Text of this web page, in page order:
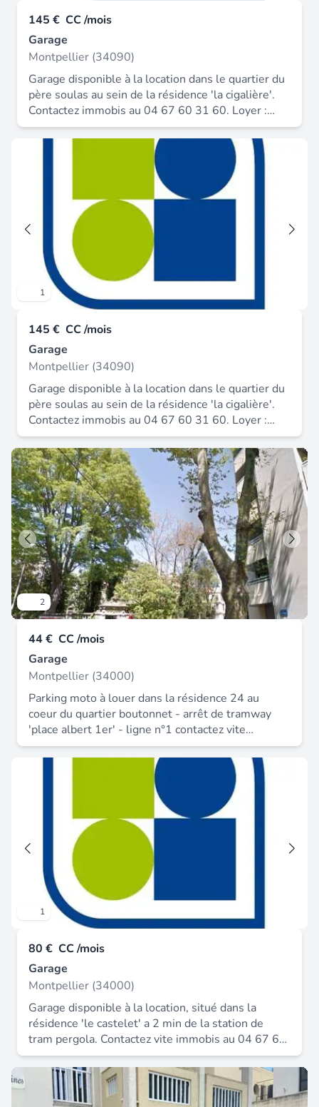
145 € CC /mois
Garage
Montpellier (34090)
Garage disponible à la location dans le quartier du
père soulas au sein de la résidence 'la cigalière'.
Contactez immobis au 04 67 60 31 60. Loyer :
145.00 € * honoraires charge locataire : 145 € ttc
dépôt de garantie : 290 €.
1
145 € CC /mois
Garage
Montpellier (34090)
Garage disponible à la location dans le quartier du
père soulas au sein de la résidence 'la cigalière'.
Contactez immobis au 04 67 60 31 60. Loyer :
145.00 € * honoraires charge locataire : 145 € ttc
dépôt de garantie : 290 €.
2
44 € CC /mois
Garage
Montpellier (34000)
Parking moto à louer dans la résidence 24 au
coeur du quartier boutonnet - arrêt de tramway
'place albert 1er' - ligne n°1 contactez vite
immobis au 04 67 60 31 60 loyer : 44 € / mois
soit 132 € / trimestre. Loyer : 44.00 € *
honoraires charge locataire : 40 € ttc dépôt de
garantie : 88 € loyer : 44.00 € * honoraires charge
locataire : 44 € ttc dépôt de garantie : 88 € loyer :
44.00 € * honoraires charge locataire : 44 € ttc
dépôt de garantie : 88 €.
1
80 € CC /mois
Garage
Montpellier (34000)
Garage disponible à la location, situé dans la
résidence 'le castelet' a 2 min de la station de
tram pergola. Contactez vite immobis au 04 67 60
31 60 pour plus d'informations. 80€ / mois et
240€ / trimestre. Loyer : 80.00 € * honoraires
charge locataire : 80 € ttc dépôt de garantie : 160